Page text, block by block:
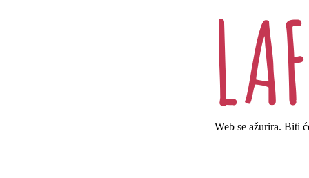
Web se ažurira. Biti